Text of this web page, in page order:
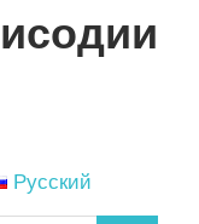
Русский